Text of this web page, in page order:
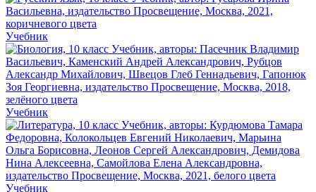
Учебник
Учебник
Учебник